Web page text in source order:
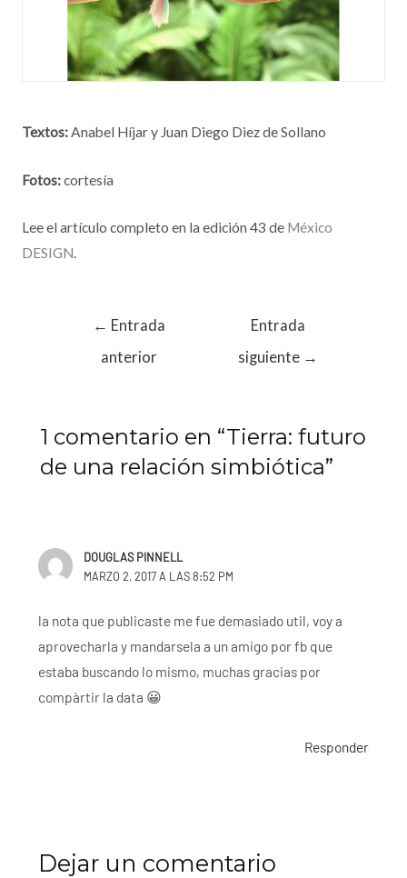
Textos:Anabel Híjar y Juan Diego Diez de Sollano
Fotos:cortesía
Lee el artículo completo en la edición 43 de México
DESIGN.
← Entrada
anterior
Entrada
siguiente →
1 comentario en “Tierra: futuro
de una relación simbiótica”
DOUGLAS PINNELL
MARZO 2, 2017 A LAS 8:52 PM
la nota que publicaste me fue demasiado util, voy a
aprovecharla y mandarsela a un amigo por fb que
estaba buscando lo mismo, muchas gracias por
compàrtir la data 😀
Responder
Dejar un comentario